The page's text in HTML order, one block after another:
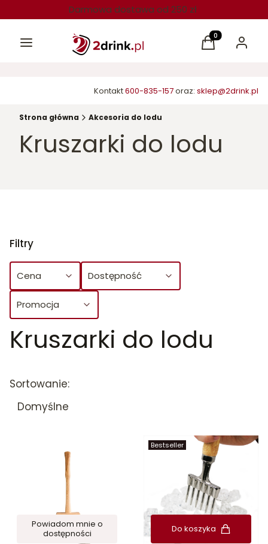
Darmowa dostawa od 250 zł
Menu Produkty w
Koszyk Zaloguj
Kontakt600-835-157oraz: sklep@2drink.pl
Strona główna Akcesoria do lodu
Kruszarki do lodu
Filtry
Cena Dostępność
Promocja
Koniec filtrów
Kruszarki do lodu
Lista produktów
Sortowanie:
Domyślne
Powiadom mnie o
dostępności
Bestseller
Do koszyka